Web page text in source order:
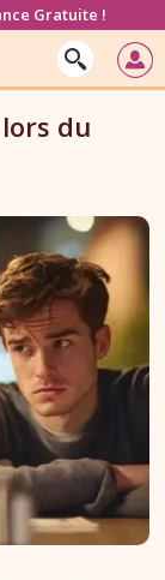
Gratuite !
du